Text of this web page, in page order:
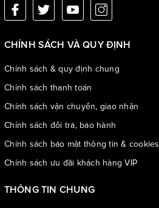
nhau nên sẽ có sai số
CHÍNH SÁCH VÀ QUY ĐỊNH
Chính sách & quy định chung
Chính sách thanh toán
Chính sách vận chuyển, giao nhận
Chính sách đổi trả, bảo hành
Chính sách bảo mật thông tin & cookies
Chính sách ưu đãi khách hàng VIP
THÔNG TIN CHUNG